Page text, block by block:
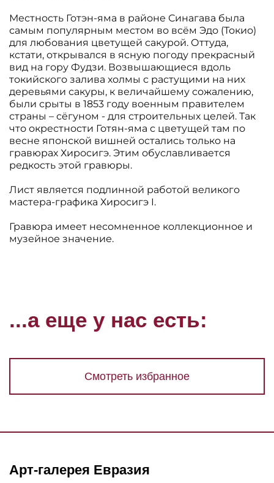
Местность Готэн-яма в районе Синагава была
самым популярным местом во всëм Эдо (Токио)
для любования цветущей сакурой. Оттуда,
кстати, открывался в ясную погоду прекрасный
вид на гору Фудзи. Возвышающиеся вдоль
токийского залива холмы с растущими на них
деревьями сакуры, к величайшему сожалению,
были срыты в 1853 году военным правителем
страны – сëгуном - для строительных целей. Так
что окрестности Готян-яма с цветущей там по
весне японской вишней остались только на
гравюрах Хиросигэ. Этим обуславливается
редкость этой гравюры.
Лист является подлинной работой великого
мастера-графика Хиросигэ I.
Гравюра имеет несомненное коллекционное и
музейное значение.
...а еще у нас есть:
Смотреть избранное
Арт-галерея Евразия